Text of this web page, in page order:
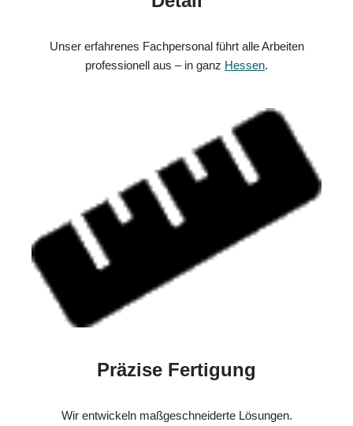
Unser erfahrenes Fachpersonal führt alle Arbeiten
professionell aus – in ganz Hessen.
Präzise Fertigung
Wir entwickeln maßgeschneiderte Lösungen.